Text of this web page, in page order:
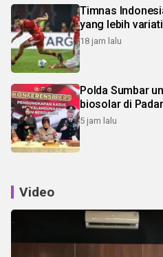
Timnas
yang lebih
18 jam lalu
Polda Sumbar
biosolar di
5 jam lalu
Video